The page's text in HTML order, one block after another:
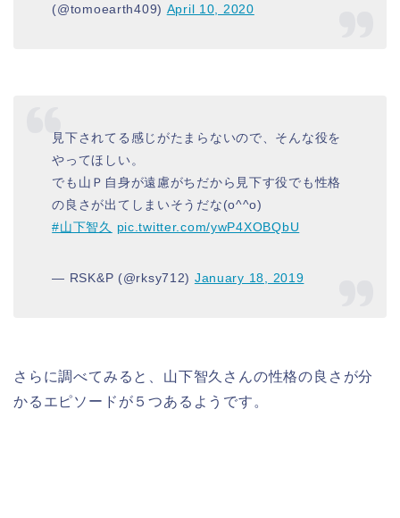
(@tomoearth409) April 10, 2020
見下されてる感じがたまらないので、そんな役を
やってほしい。
でも山Ｐ自身が遠慮がちだから見下す役でも性格
の良さが出てしまいそうだな(o^^o)
#山下智久
pic.twitter.com/ywP4XOBQbU
— RSK&P (@rksy712) January 18, 2019
さらに調べてみると、山下智久さんの性格の良さが分
かるエピソードが５つあるようです。